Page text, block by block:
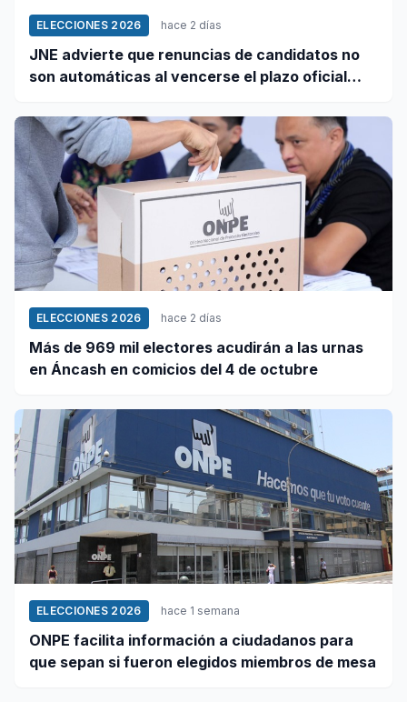
ELECCIONES 2026 hace 2 días
JNE advierte que renuncias de candidatos no
son automáticas al vencerse el plazo oficial
ELECCIONES 2026 hace 2 días
Más de 969 mil electores acudirán a las urnas
en Áncash en comicios del 4 de octubre
ELECCIONES 2026 hace 1 semana
ONPE facilita información a ciudadanos para
que sepan si fueron elegidos miembros de mesa